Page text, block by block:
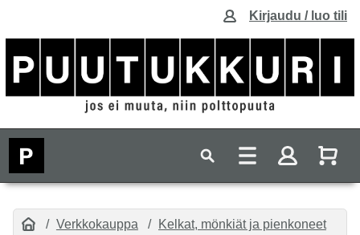
Kirjaudu / luo tili
Verkkokauppa Kelkat, mönkiät ja pienkoneet